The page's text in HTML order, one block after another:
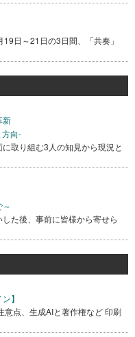
日～21日の3日間、「共奏」
新
向-
取り組む3人の知見から現況と
た後、事前に皆様から寄せら
】
意点、生成AIと著作権など 印刷